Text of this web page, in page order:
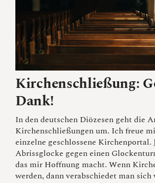
Kirchenschließung:
Dank!
In den deutschen Diözesen geht die
Kirchenschließungen um. Ich freue
einzelne geschlossene Kirchenportal.
Abrissglocke gegen einen
das mir Hoffnung macht. Wenn
werden, dann verabschiedet man sich